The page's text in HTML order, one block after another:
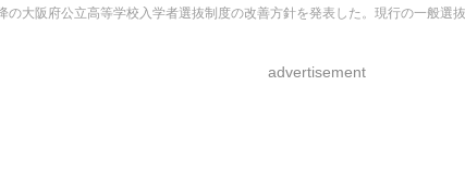
大阪府公立高等学校入学者選抜制度の改善方針を発表した。現行の一般
advertisement